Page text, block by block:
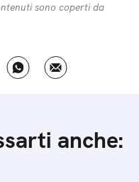
sono coperti da
anche: